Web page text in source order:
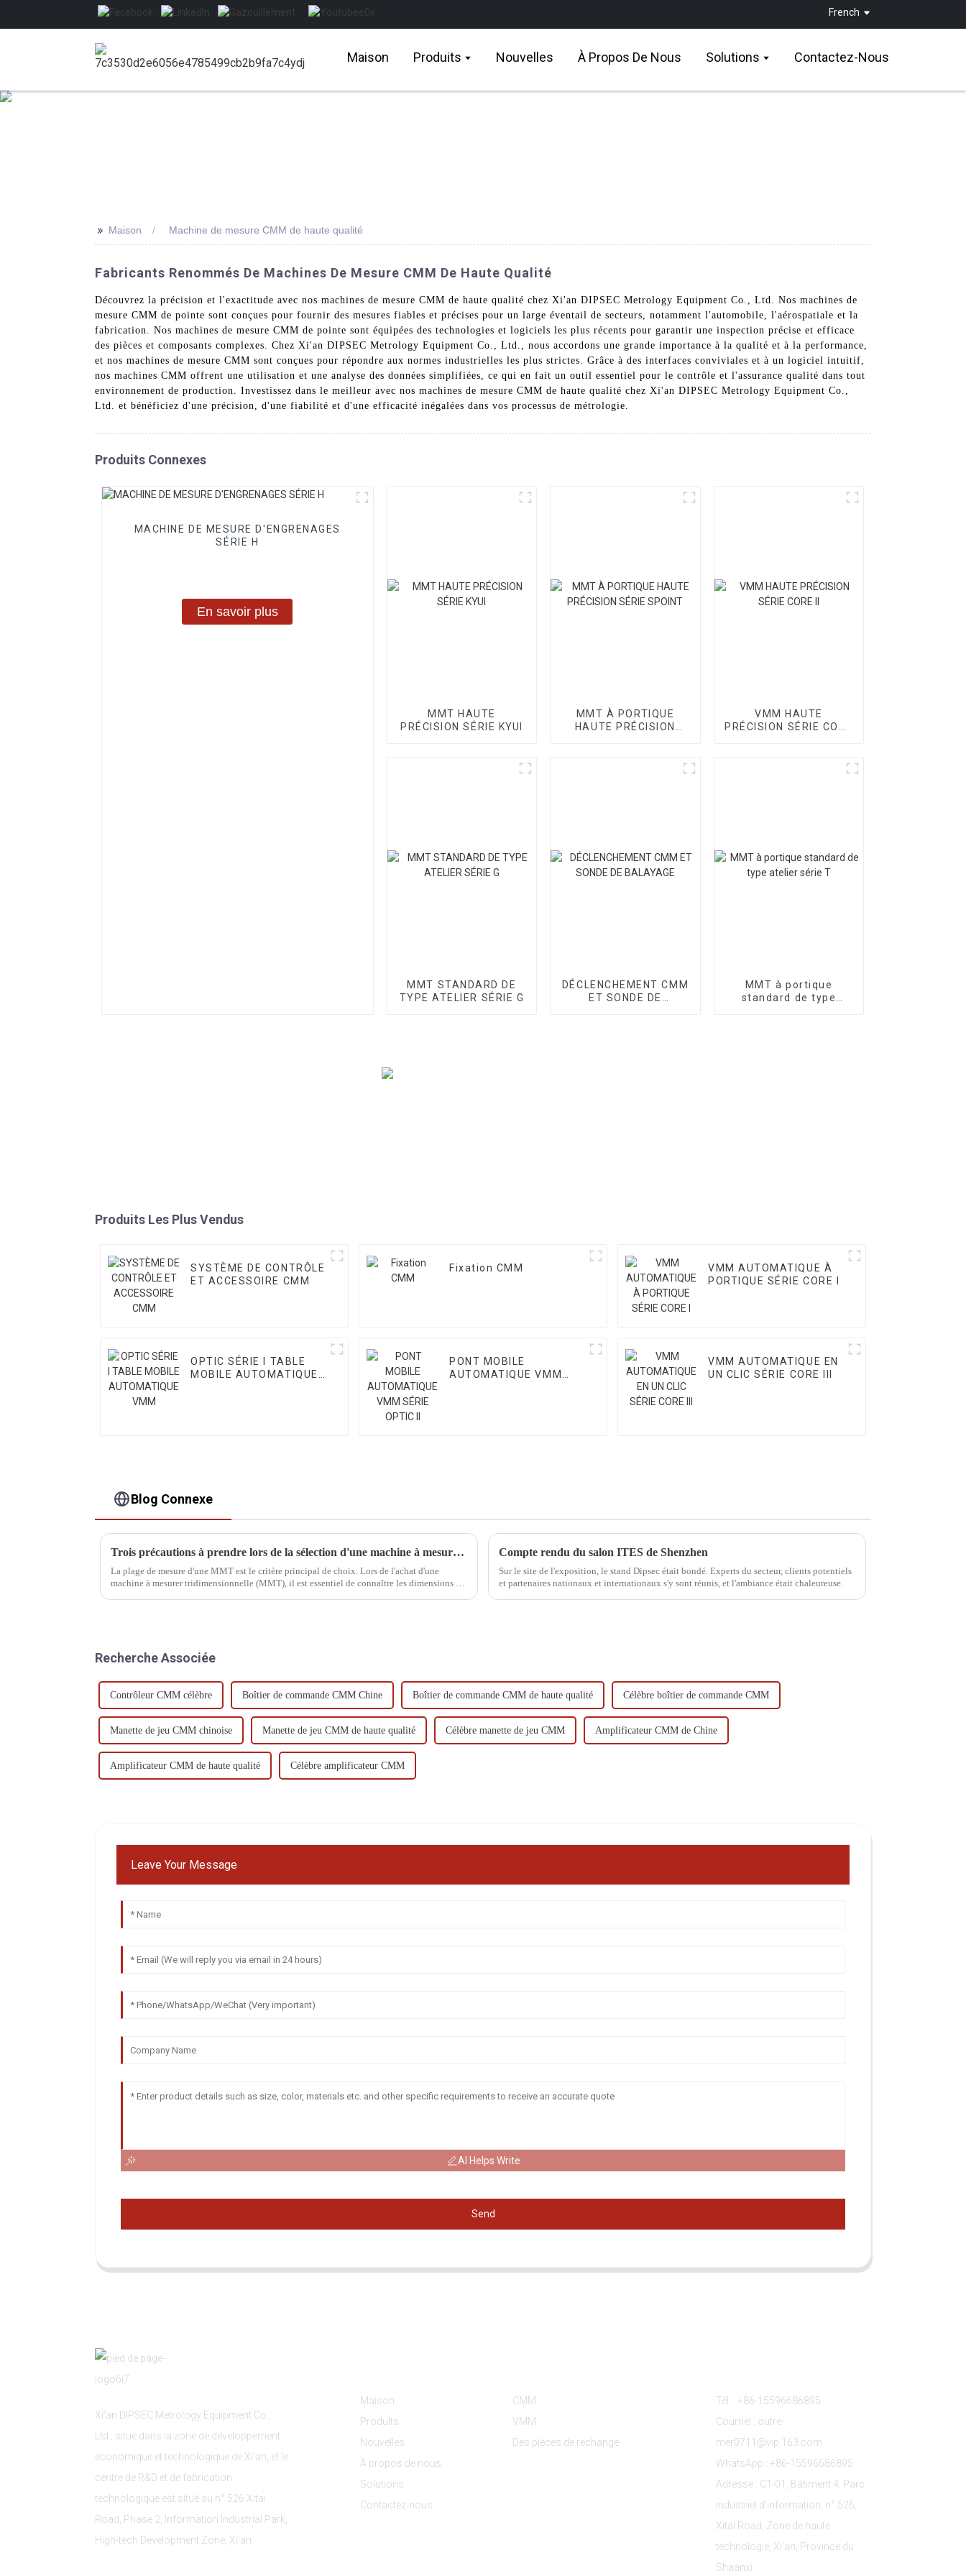
French
Maison Produits Nouvelles À Propos De Nous Solutions Contactez-Nous
>> Maison Machine de mesure CMM de haute qualité
Fabricants Renommés De Machines De Mesure CMM De Haute Qualité
Découvrez la précision et l'exactitude avec nos machines de mesure CMM de haute qualité chez Xi'an DIPSEC Metrology Equipment Co., Ltd. Nos machines de
mesure CMM de pointe sont conçues pour fournir des mesures fiables et précises pour un large éventail de secteurs, notamment l'automobile, l'aérospatiale et la
fabrication. Nos machines de mesure CMM de pointe sont équipées des technologies et logiciels les plus récents pour garantir une inspection précise et efficace
des pièces et composants complexes. Chez Xi'an DIPSEC Metrology Equipment Co., Ltd., nous accordons une grande importance à la qualité et à la performance,
et nos machines de mesure CMM sont conçues pour répondre aux normes industrielles les plus strictes. Grâce à des interfaces conviviales et à un logiciel intuitif,
nos machines CMM offrent une utilisation et une analyse des données simplifiées, ce qui en fait un outil essentiel pour le contrôle et l'assurance qualité dans tout
environnement de production. Investissez dans le meilleur avec nos machines de mesure CMM de haute qualité chez Xi'an DIPSEC Metrology Equipment Co.,
Ltd. et bénéficiez d'une précision, d'une fiabilité et d'une efficacité inégalées dans vos processus de métrologie.
Produits Connexes
MACHINE DE MESURE D'ENGRENAGES
SÉRIE H
En savoir plus
MMT HAUTE
PRÉCISION SÉRIE KYUI
MMT À PORTIQUE
HAUTE PRÉCISION
VMM HAUTE
PRÉCISION SÉRIE CORE
MMT STANDARD DE
TYPE ATELIER SÉRIE G
DÉCLENCHEMENT CMM
ET SONDE DE
MMT à portique
standard de type
Produits Les Plus Vendus
SYSTÈME DE CONTRÔLE
ET ACCESSOIRE CMM
Fixation CMM
VMM AUTOMATIQUE À
PORTIQUE SÉRIE CORE I
OPTIC SÉRIE I TABLE
MOBILE AUTOMATIQUE
PONT MOBILE
AUTOMATIQUE VMM
VMM AUTOMATIQUE EN
UN CLIC SÉRIE CORE III
Blog Connexe
Trois précautions à prendre lors de la sélection d'une machine à mesurer tridimensionnelle
La plage de mesure d'une MMT est le critère principal de choix. Lors de l'achat d'une
machine à mesurer tridimensionnelle (MMT), il est essentiel de connaître les dimensions du
Compte rendu du salon ITES de Shenzhen
Sur le site de l'exposition, le stand Dipsec était bondé. Experts du secteur, clients potentiels
et partenaires nationaux et internationaux s'y sont réunis, et l'ambiance était chaleureuse.
Recherche Associée
Contrôleur CMM célèbre Boîtier de commande CMM Chine Boîtier de commande CMM de haute qualité Célèbre boîtier de commande CMM
Manette de jeu CMM chinoise Manette de jeu CMM de haute qualité Célèbre manette de jeu CMM Amplificateur CMM de Chine
Amplificateur CMM de haute qualité Célèbre amplificateur CMM
Leave Your Message
AI Helps Write
Send
Xi'an DIPSEC Metrology Equipment Co.,
Ltd., situé dans la zone de développement
économique et technologique de Xi'an, et le
centre de R&D et de fabrication
technologique est situé au n° 526 Xitai
Road, Phase 2, Information Industrial Park,
High-tech Development Zone, Xi'an.
Maison
Produits
Nouvelles
À propos de nous
Solutions
Contactez-nous
CMM
VMM
Des pièces de rechange
Tél. : +86-15596686895
Courriel : outre-
mer0711@vip.163.com
WhatsApp : +86-15596686895
Adresse : C1-01, Bâtiment 4, Parc
industriel d'information, n° 526,
Xitai Road, Zone de haute
technologie, Xi'an, Province du
Shaanxi